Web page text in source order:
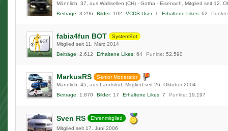
Männlich
37 aus Wallisellen (CH) - Gotha - Eisenach
Mitglied seit 12.
Beiträge
3.296 Bilder 102 VCDS-User 1 Erhaltene Likes 62 Punkte
fabia4fun BOT
SystemBot
Mitglied seit 11. März 2014
Beiträge
2.612 Erhaltene Likes 64 Punkte 52.590
MarkusRS
Senior Moderator
Männlich
45 aus Landshut Mitglied seit 26. Oktober 2004
Beiträge
1.870 Bilder 17 Erhaltene Likes 7 Punkte 19.197
Sven RS
Ehrenmitglied
Mitglied seit 17. Juni 2006